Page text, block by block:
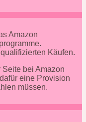
Amazon
Käufen.
bei Amazon
eine Provision
müssen.